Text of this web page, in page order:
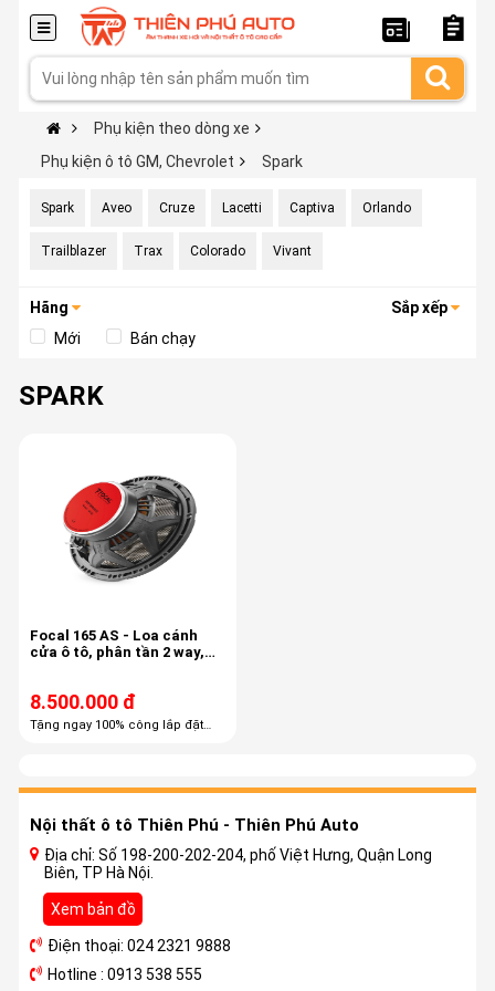
Phụ kiện theo dòng xe
Phụ kiện ô tô GM, Chevrolet
Spark
Spark Aveo Cruze Lacetti Captiva Orlando
Trailblazer Trax Colorado Vivant
Hãng
Sắp xếp
Mới
Bán chạy
SPARK
Focal 165 AS - Loa cánh
cửa ô tô, phân tần 2 way,
8.500.000 đ
Tặng ngay 100% công lắp đặt
Nội thất ô tô Thiên Phú - Thiên Phú Auto
Địa chỉ: Số 198-200-202-204, phố Việt Hưng, Quận Long
Biên, TP Hà Nội.
Xem bản đồ
Điện thoại: 024 2321 9888
Hotline : 0913 538 555